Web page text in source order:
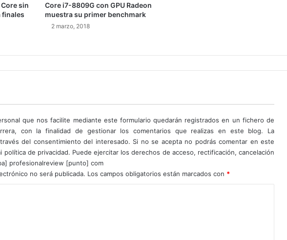
sin
finales
Core i7-8809G con GPU Radeon
muestra su primer benchmark
2 marzo, 2018
que nos facilite mediante este formulario quedarán registrados en un fichero de
con la finalidad de gestionar los comentarios que realizas en este blog. La
del consentimiento del interesado. Si no se acepta no podrás comentar en este
política de privacidad. Puede ejercitar los derechos de acceso, rectificación, cancelación
profesionalreview [punto] com
no será publicada. Los campos obligatorios están marcados con *